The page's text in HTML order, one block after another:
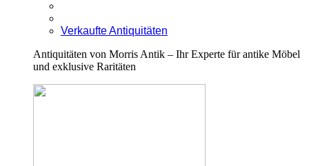
Verkaufte Antiquitäten
Antiquitäten von Morris Antik – Ihr Experte für antike Möbel
und exklusive Raritäten